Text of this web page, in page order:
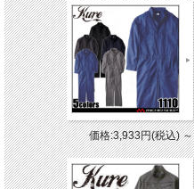
価格:3,933円(税込)～